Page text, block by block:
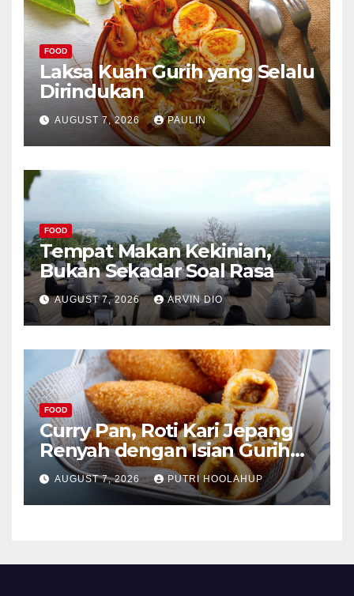
FOOD
Laksa Kuah Gurih yang Selalu
Dirindukan
AUGUST 7, 2026 PAULIN
FOOD
Tempat Makan Kekinian,
Bukan Sekadar Soal Rasa
AUGUST 7, 2026 ARVIN DIO
FOOD
Curry Pan, Roti Kari Jepang
Renyah dengan Isian Gurih
Menggoda
AUGUST 7, 2026 PUTRI HOOLAHUP